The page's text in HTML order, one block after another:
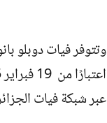
عبر شبكة فيات